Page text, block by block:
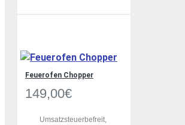
Feuerofen Chopper
149,00€
Umsatzsteuerbefreit,